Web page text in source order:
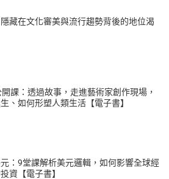
藏在文化審美與流行趨勢背後的地位渴
課：透過故事，走進藝術家創作現場，
、如何形塑人類生活【電子書】
：9堂課解析美元邏輯，如何影響全球經
資【電子書】